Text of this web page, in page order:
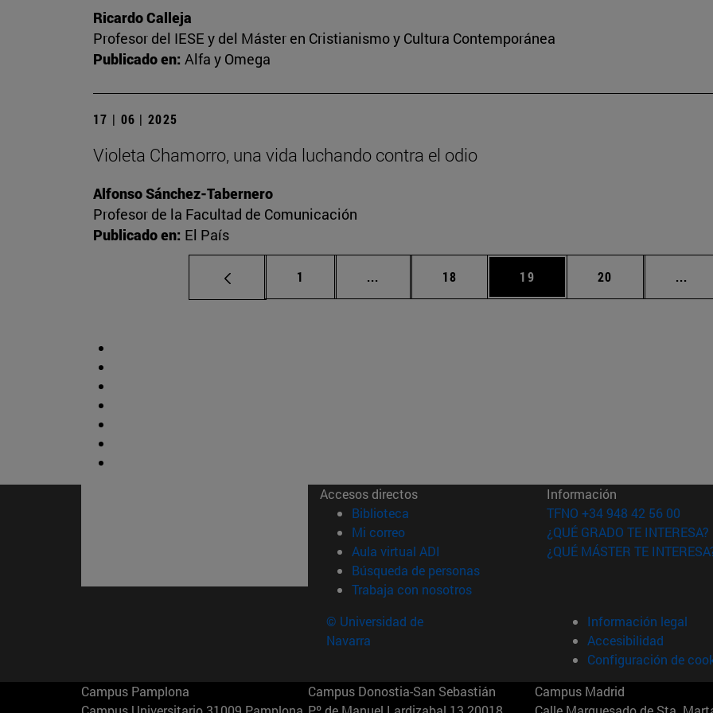
Ricardo Calleja
Profesor del IESE y del Máster en Cristianismo y Cultura Contemporánea
Publicado en: Alfa y Omega
17 | 06 | 2025
Violeta Chamorro, una vida luchando contra el odio
Alfonso Sánchez-Tabernero
Profesor de la Facultad de Comunicación
Publicado en: El País
Página
1 ... Páginas intermedias Use TAB para desplazarse.
Página
18 Página
19 Página
20 ...
Accesos directos
Biblioteca (abre en nueva ventana)
Mi correo(abre en nueva ventana)
Aula virtual ADI (abre en nueva ventana)
Búsqueda de personas(abre en nueva ventana)
Trabaja con nosotros(abre en nueva ventana)
Información
TFNO +34 948 42 56 00
¿QUÉ GRADO TE INTERESA?
¿QUÉ MÁSTER TE
© Universidad de
Navarra
Información legal
Accesibilidad
Configuración de
Campus Pamplona
Campus Donostia-San Sebastián
Campus Madrid